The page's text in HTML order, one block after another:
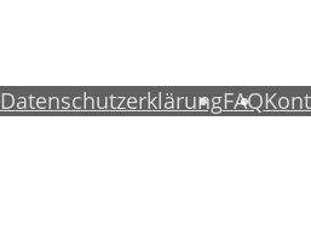
DatenschutzerklärungFAQ